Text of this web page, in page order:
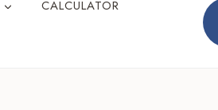
CALCULATOR